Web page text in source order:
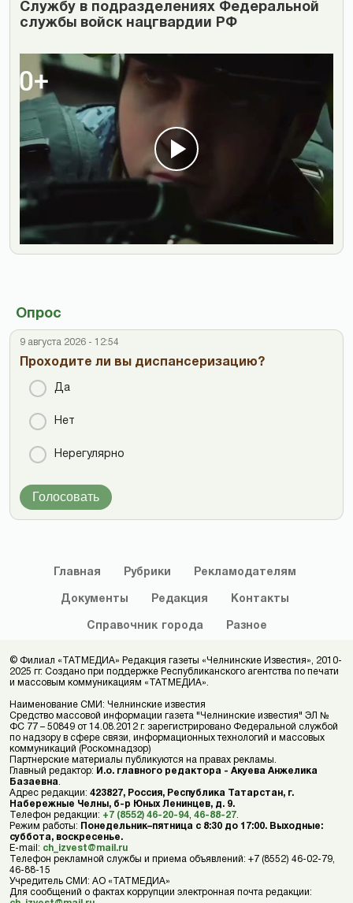
Cлужбу в подразделениях Федеральной
службы войск нацгвардии РФ
Опрос
9 августа 2026 - 12:54
Проходите ли вы диспансеризацию?
Да
Нет
Нерегулярно
Голосовать
Главная Рубрики Рекламодателям
Документы Редакция Контакты
Справочник города Разное
© Филиал «ТАТМЕДИА» Редакция газеты «Челнинские Известия», 2010-
2025 гг. Создано при поддержке Республиканского агентства по печати
и массовым коммуникациям «ТАТМЕДИА».
Наименование СМИ: Челнинские известия
Средство массовой информации газета "Челнинские известия" ЭЛ №
ФС 77 – 50849 от 14.08.2012 г. зарегистрировано Федеральной службой
по надзору в сфере связи, информационных технологий и массовых
коммуникаций (Роскомнадзор)
Партнерские материалы публикуются на правах рекламы.
Главный редактор: И.о. главного редактора - Акуева Анжелика
Базаевна
Адрес редакции: 423827, Россия, Республика Татарстан, г.
Набережные Челны, б-р Юных Ленинцев, д. 9.
Телефон редакции: +7 (8552) 46-20-94 46-88-27
Режим работы: Понедельник–пятница с 8:30 до 17:00. Выходные:
суббота, воскресенье.
E-mail: ch_izvest@mail.ru
Телефон рекламной службы и приема объявлений: +7 (8552) 46-02-79,
46-88-15
Учредитель СМИ: АО «ТАТМЕДИА»
Для сообщений о фактах коррупции электронная почта редакции: